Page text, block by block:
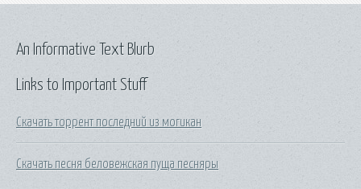
Links to Important Stuff
Скачать торрент последний из могикан
Скачать песня беловежская пуща песняры
An Informative Text Blurb